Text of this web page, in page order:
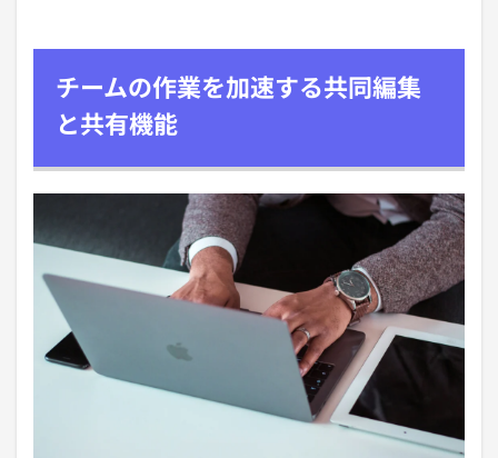
チームの作業を加速する共同編集
と共有機能